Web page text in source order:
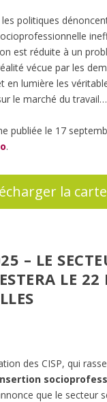
les politiques
est réduite à un
vécue par les
en lumière les
le marché du
publiée le 17
.
la
– LE
LE
des CISP, qui
que le secteur